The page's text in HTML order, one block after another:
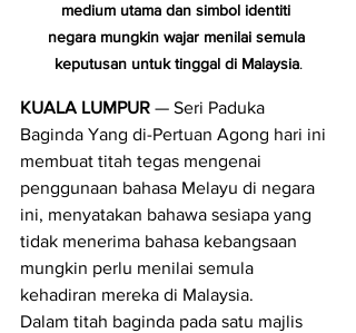
medium utama dan simbol identiti
negara mungkin wajar menilai semula
keputusan untuk tinggal di Malaysia.
KUALA LUMPUR — Seri Paduka
Baginda Yang di-Pertuan Agong hari ini
membuat titah tegas mengenai
penggunaan bahasa Melayu di negara
ini, menyatakan bahawa sesiapa yang
tidak menerima bahasa kebangsaan
mungkin perlu menilai semula
kehadiran mereka di Malaysia.
Dalam titah baginda pada satu majlis